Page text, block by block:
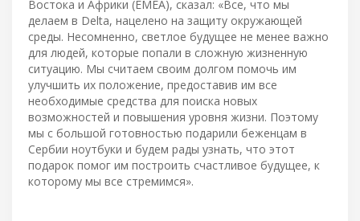
Востока и Африки (EMEA), сказал: «Все, что мы
делаем в Delta, нацелено на защиту окружающей
среды. Несомненно, светлое будущее не менее важно
для людей, которые попали в сложную жизненную
ситуацию. Мы считаем своим долгом помочь им
улучшить их положение, предоставив им все
необходимые средства для поиска новых
возможностей и повышения уровня жизни. Поэтому
мы с большой готовностью подарили беженцам в
Сербии ноутбуки и будем рады узнать, что этот
подарок помог им построить счастливое будущее, к
которому мы все стремимся».